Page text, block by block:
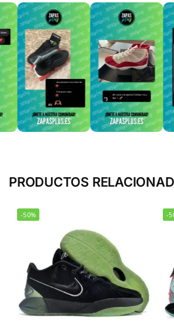
PRODUCTOS
-50% -